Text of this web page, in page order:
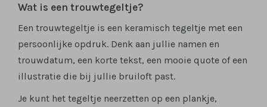
Wat is een trouwtegeltje?
Een trouwtegeltje is een keramisch tegeltje met een
persoonlijke opdruk. Denk aan jullie namen en
trouwdatum, een korte tekst, een mooie quote of een
illustratie die bij jullie bruiloft past.
Je kunt het tegeltje neerzetten op een plankje,